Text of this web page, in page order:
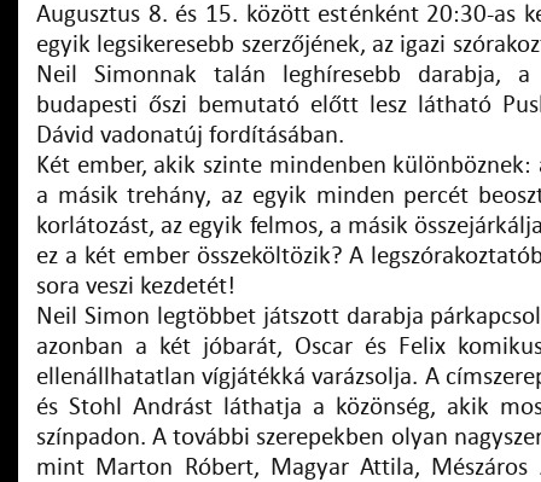
Augusztus 8. és 15. között esténként 20:30-as
egyik legsikeresebb szerzőjének, az igazi
Neil Simonnak talán leghíresebb darabja,
budapesti őszi bemutató előtt lesz látható
Dávid vadonatúj fordításában.
Két ember, akik szinte mindenben különböznek:
a másik trehány, az egyik minden percét
korlátozást, az egyik felmos, a másik
ez a két ember összeköltözik? A
sora veszi kezdetét!
Neil Simon legtöbbet játszott darabja
azonban a két jóbarát, Oscar és Felix
ellenállhatatlan vígjátékká varázsolja. A
és Stohl Andrást láthatja a közönség, akik
színpadon. A további szerepekben olyan
mint Marton Róbert, Magyar Attila, Mészáros